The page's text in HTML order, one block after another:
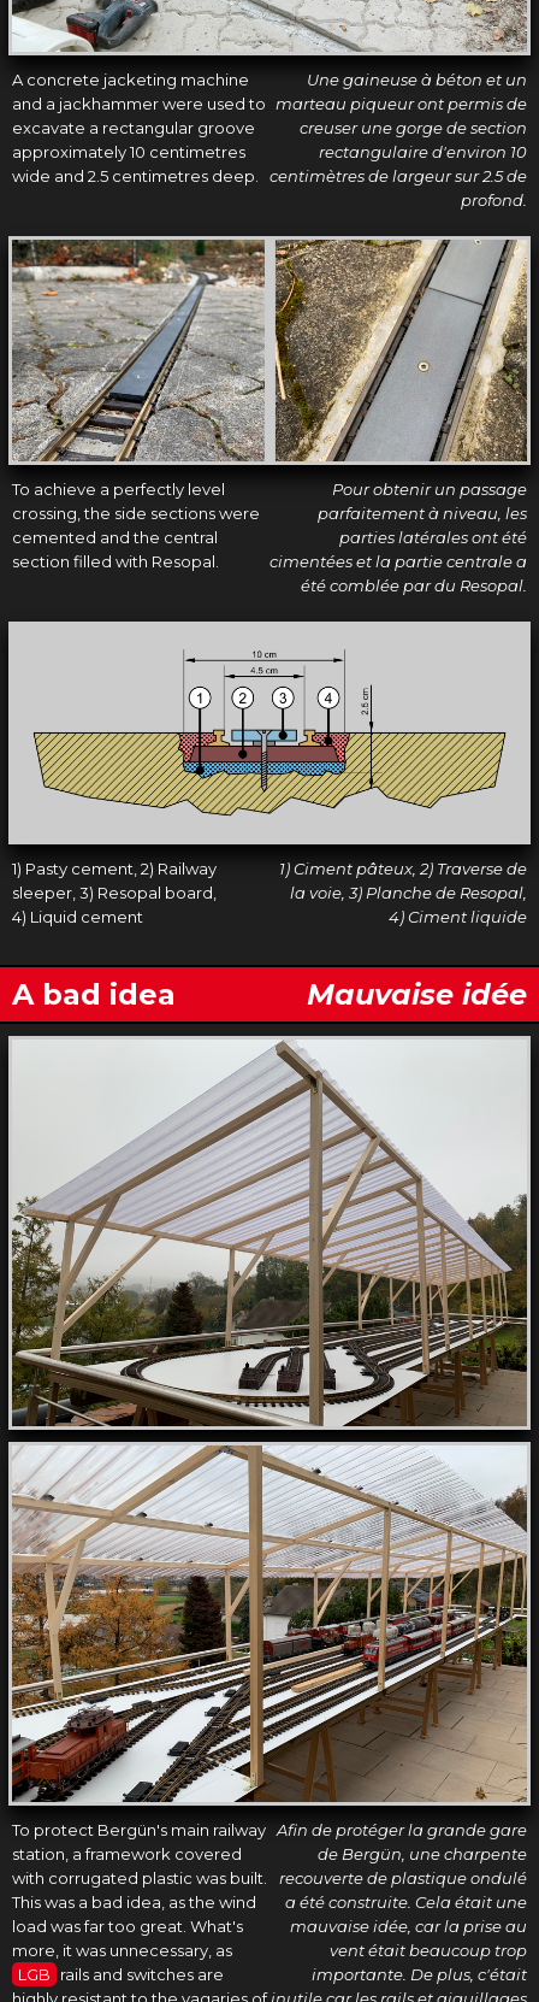
A concrete jacketing machine
and a jackhammer were used to
excavate a rectangular groove
approximately 10 centimetres
wide and 2.5 centimetres deep.
Une gaineuse à béton et un
marteau piqueur ont permis de
creuser une gorge de section
rectangulaire d'environ 10
centimètres de largeur sur 2.5 de
profond.
To achieve a perfectly level
crossing, the side sections were
cemented and the central
section filled with Resopal.
Pour obtenir un passage
parfaitement à niveau, les
parties latérales ont été
cimentées et la partie centrale a
été comblée par du Resopal.
1) Pasty cement, 2) Railway
sleeper, 3) Resopal board,
4) Liquid cement
1) Ciment pâteux, 2) Traverse de
la voie, 3) Planche de Resopal,
4) Ciment liquide
A bad idea Mauvaise idée
To protect Bergün's main railway
station, a framework covered
with corrugated plastic was built.
This was a bad idea, as the wind
load was far too great. What's
more, it was unnecessary, as
LGB
rails and switches are
Afin de protéger la grande gare
de Bergün, une charpente
recouverte de plastique ondulé
a été construite. Cela était une
mauvaise idée, car la prise au
vent était beaucoup trop
importante. De plus, c'était